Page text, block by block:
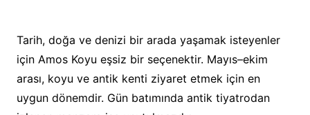
Tarih, doğa ve denizi bir arada yaşamak isteyenler
için Amos Koyu eşsiz bir seçenektir. Mayıs–ekim
arası, koyu ve antik kenti ziyaret etmek için en
uygun dönemdir. Gün batımında antik tiyatrodan